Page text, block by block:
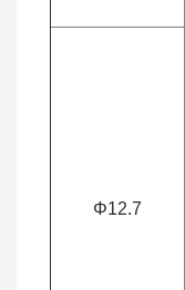
Φ12.7